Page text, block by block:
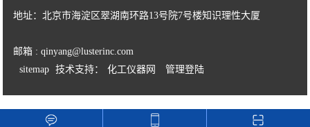
地址：北京市海淀区翠湖南环路13号院7号楼知识理性大厦
邮箱 : qinyang@lusterinc.com
sitemap
技术支持： 化工仪器网 管理登陆